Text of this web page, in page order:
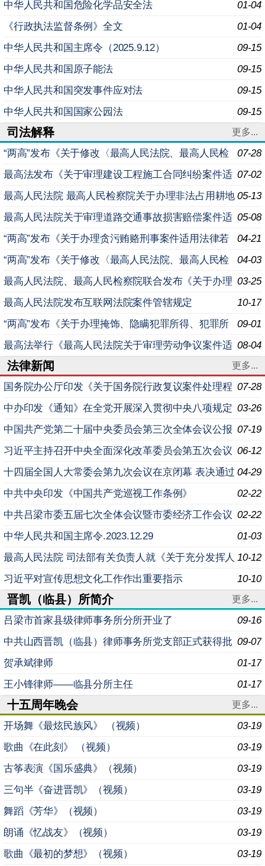
01-04
中华人民共和国危险化学品安全法
01-04
《行政执法监督条例》全文
09-15
中华人民共和国主席令（2025.9.12）
09-15
中华人民共和国原子能法
09-15
中华人民共和国突发事件应对法
09-15
中华人民共和国国家公园法
司法解释 更多...
07-28
“两高”发布《关于修改〈最高人民法院、最高人民检
察院关于办理内幕交易、泄露内幕信息刑事案件具体应用
法
07-02
最高法发布《关于审理建设工程施工合同纠纷案件适
用法律问题的解释（二）》
05-13
最高人民法院 最高人民检察院关于办理非法占用耕地
案件适用法律若干问题的规定
05-08
最高人民法院关于审理道路交通事故损害赔偿案件适
用法律若干问题的解释（二）
04-21
“两高”发布《关于办理贪污贿赂刑事案件适用法律若
干问题的解释（二）》
04-03
“两高”发布《关于修改〈最高人民法院、最高人民检
察院关于办理环境污染刑事案件适用法律若干问题的解
释〉
03-25
最高人民法院、最高人民检察院联合发布《关于办理
民事支持起诉案件若干问题的指导意见》
10-17
最高人民法院发布互联网法院案件管辖规定
09-01
“两高”发布《关于办理掩饰、隐瞒犯罪所得、犯罪所
得收益刑事案件适用法律若干问题的解释》（全文） 08-04
最高法举行《最高人民法院关于审理劳动争议案件适
用法律问题的解释（二）》新闻发布会 就业是民生之本、
发
法律新闻 更多...
07-28
国务院办公厅印发《关于国务院行政复议案件处理程
序的若干规定》的通知
03-26
中办印发《通知》在全党开展深入贯彻中央八项规定
精神学习教育
07-19
中国共产党第二十届中央委员会第三次全体会议公报
06-12
习近平主持召开中央全面深化改革委员会第五次会议
04-29
十四届全国人大常委会第九次会议在京闭幕 表决通过
学位法、关税法等 习近平签署主席令予以公布
02-22
中共中央印发《中国共产党巡视工作条例》
02-22
中共吕梁市委五届七次全体会议暨市委经济工作会议
召开 会议由市委常委会主持 孙大军讲话
01-03
中华人民共和国主席令.2023.12.29
10-12
最高人民法院 司法部有关负责人就《关于充分发挥人
民调解基础性作用 推进诉源治理的意见》答记者问
10-10
习近平对宣传思想文化工作作出重要指示
晋凯（临县）所简介 更多...
09-16
吕梁市首家县级律师事务所分所开业了
09-07
中共山西晋凯（临县）律师事务所党支部正式获得批
复
01-17
贺承斌律师
01-17
王小锋律师——临县分所主任
十五周年晚会 更多...
03-19
开场舞《最炫民族风》 （视频）
03-19
歌曲《在此刻》 （视频）
03-19
古筝表演《国乐盛典》（视频）
03-19
三句半《奋进晋凯》（视频）
03-19
舞蹈《芳华》（视频）
03-19
朗诵《忆战友》（视频）
03-19
歌曲《最初的梦想》（视频）